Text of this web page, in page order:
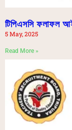
টিপিএসসি ফলাফল
5 May, 2025
Read More »